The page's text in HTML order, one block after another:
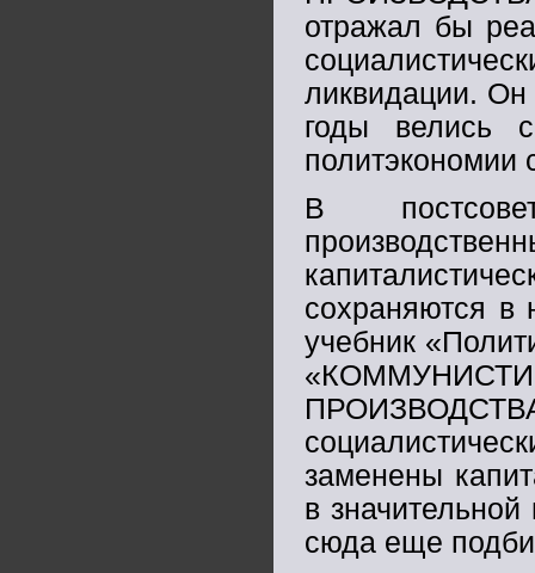
отражал бы
ликвидации.
годы велись
политэкономии
В
сохраняются в
учебник
заменены
в
сюда еще